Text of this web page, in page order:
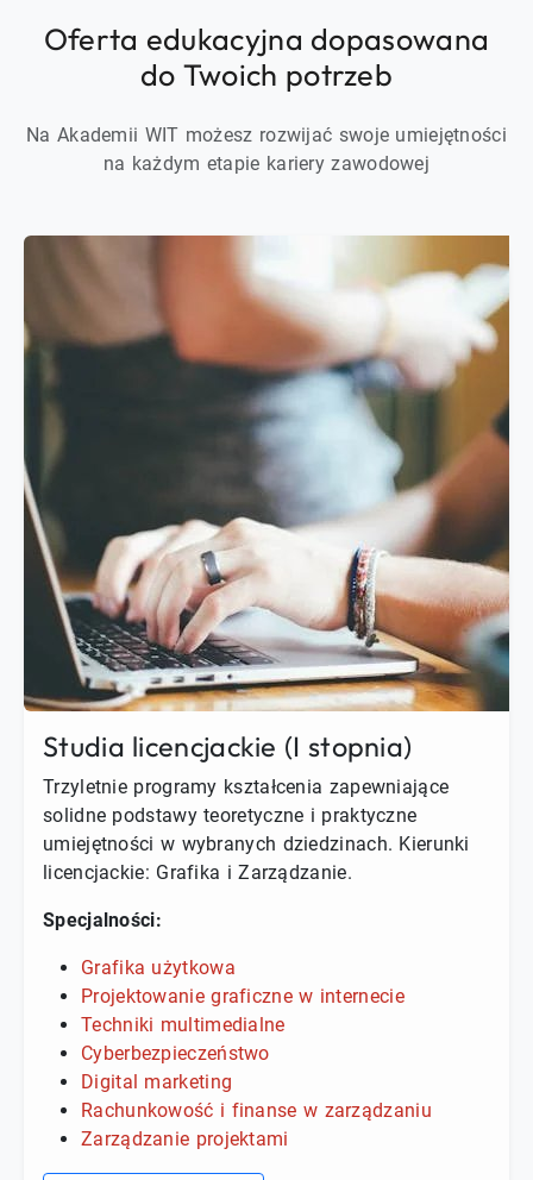
Oferta edukacyjna dopasowana
do Twoich potrzeb
Na Akademii WIT możesz rozwijać swoje umiejętności
na każdym etapie kariery zawodowej
Studia licencjackie (I stopnia)
Trzyletnie programy kształcenia zapewniające
solidne podstawy teoretyczne i praktyczne
umiejętności w wybranych dziedzinach. Kierunki
licencjackie: Grafika i Zarządzanie.
Specjalności:
Grafika użytkowa
Projektowanie graficzne w internecie
Techniki multimedialne
Cyberbezpieczeństwo
Digital marketing
Rachunkowość i finanse w zarządzaniu
Zarządzanie projektami